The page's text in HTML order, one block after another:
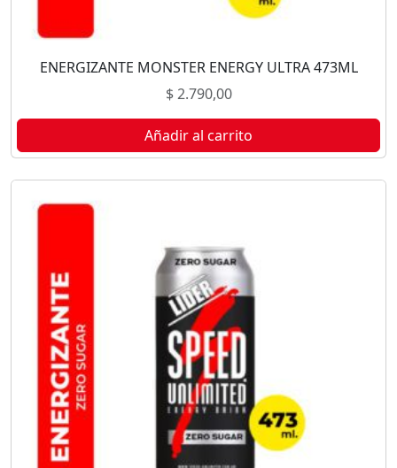
ENERGIZANTE MONSTER ENERGY ULTRA 473ML
$2.790,00
Añadir al carrito